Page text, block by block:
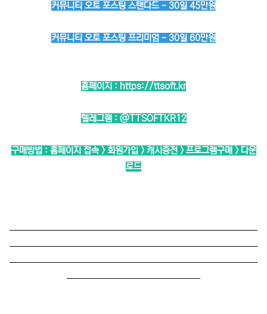
커뮤니티 오토 포스팅 스탠다드 - 30일 45만원
커뮤니티 오토 포스팅 프리미엄 - 30일 60만원
홈페이지 : https://ttsoft.kr
텔레그램 : @TTSOFTKR12
구매방법 : 홈페이지 접속 > 회원가입 > 캐시충전 > 프로그램구매 > 다운
로드
──────────────────────────
──────────────────────────
──────────────────────────
──────────────